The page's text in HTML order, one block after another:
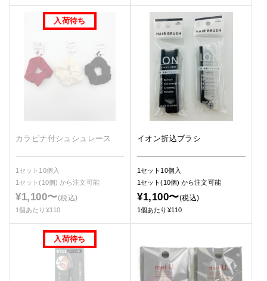
カラビナ付シュシュレース
1セット10個入
1セット(10個)から注文可能
¥1,100〜(税込)
1個あたり¥110
イオン折込ブラシ
1セット10個入
1セット(10個)から注文可能
¥1,100〜(税込)
1個あたり¥110